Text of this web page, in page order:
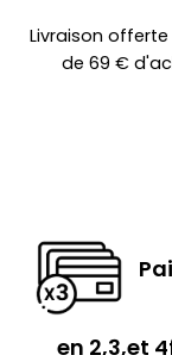
Livraison
de 69 €
en 2,3,et